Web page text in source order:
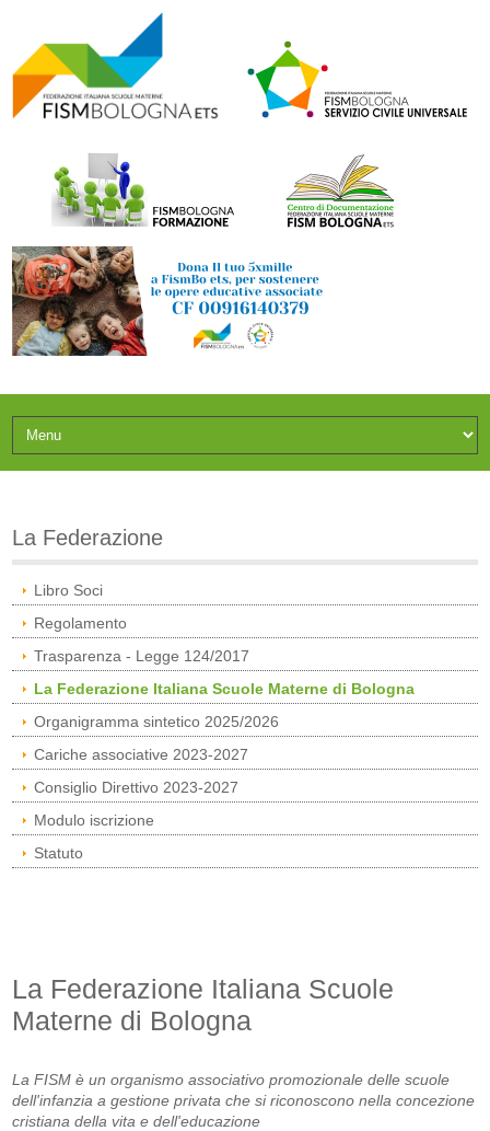
La Federazione
Libro Soci
Regolamento
Trasparenza - Legge 124/2017
La Federazione Italiana Scuole Materne di Bologna
Organigramma sintetico 2025/2026
Cariche associative 2023-2027
Consiglio Direttivo 2023-2027
Modulo iscrizione
Statuto
La Federazione Italiana Scuole
Materne di Bologna
La FISM è un organismo associativo promozionale delle scuole
dell'infanzia a gestione privatache si riconoscono nella concezione
cristiana della vita e dell'educazione